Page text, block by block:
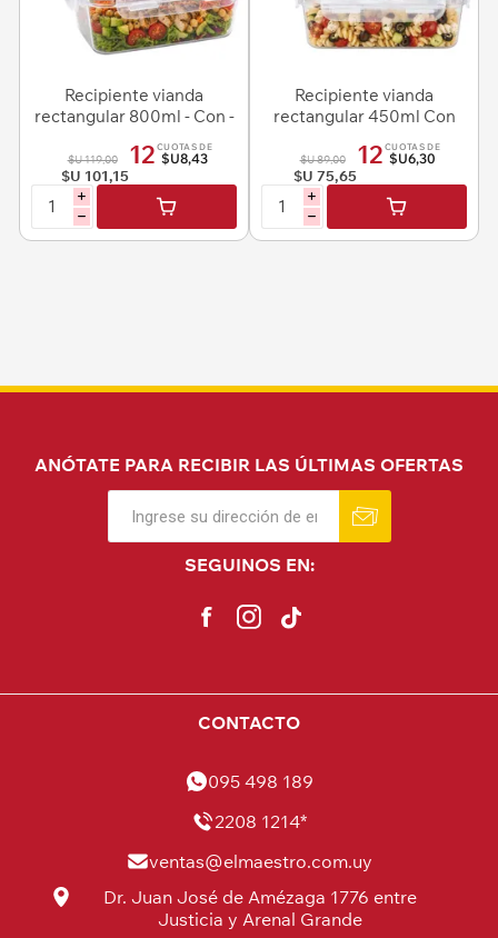
Recipiente vianda
rectangular 800ml - Con -
$U 119,00
$U 101,15
12 CUOTAS DE
$U8,43
i
h
Recipiente vianda
rectangular 450ml Con
$U 89,00
$U 75,65
12 CUOTAS DE
$U6,30
i
h
ANÓTATE PARA RECIBIR LAS ÚLTIMAS OFERTAS
SEGUINOS EN:
CONTACTO
095 498 189
2208 1214*
ventas@elmaestro.com.uy
Dr. Juan José de Amézaga 1776 entre
Justicia y Arenal Grande